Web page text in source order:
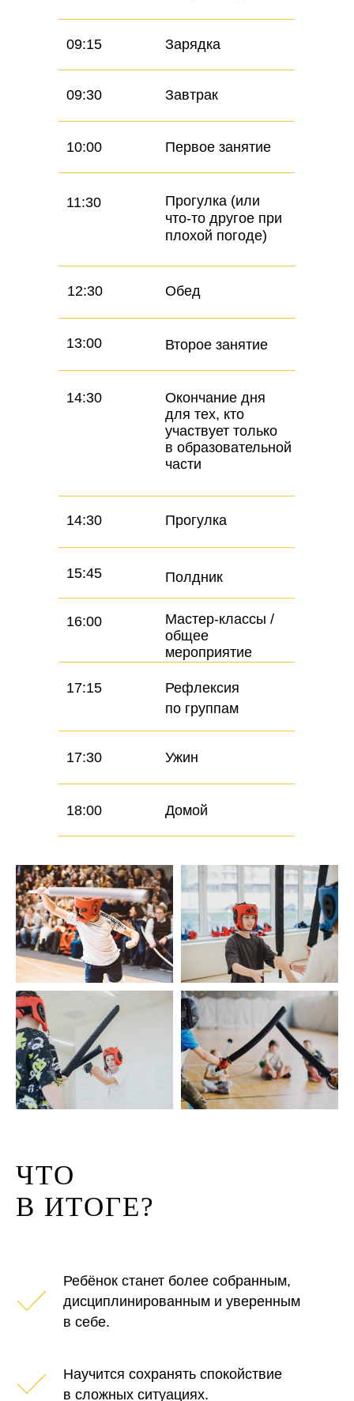
14:30
18:00
Окончание дня
для тех, кто
участвует только
в образовательной
части
Домой
17:15
17:30
Рефлексия
по группам
Ужин
16:00
Мастер-классы /
общее
мероприятие
15:45 Полдник
14:30 Прогулка
11:30
Прогулка (или
что-то другое при
плохой погоде)
13:00 Второе занятие
12:30 Обед
10:00 Первое занятие
09:30 Завтрак
09:15 Зарядка
ЧТО
В ИТОГЕ?
Ребёнок станет более собранным,
дисциплинированным и уверенным
в себе.
Научится сохранять спокойствие
в сложных ситуациях.